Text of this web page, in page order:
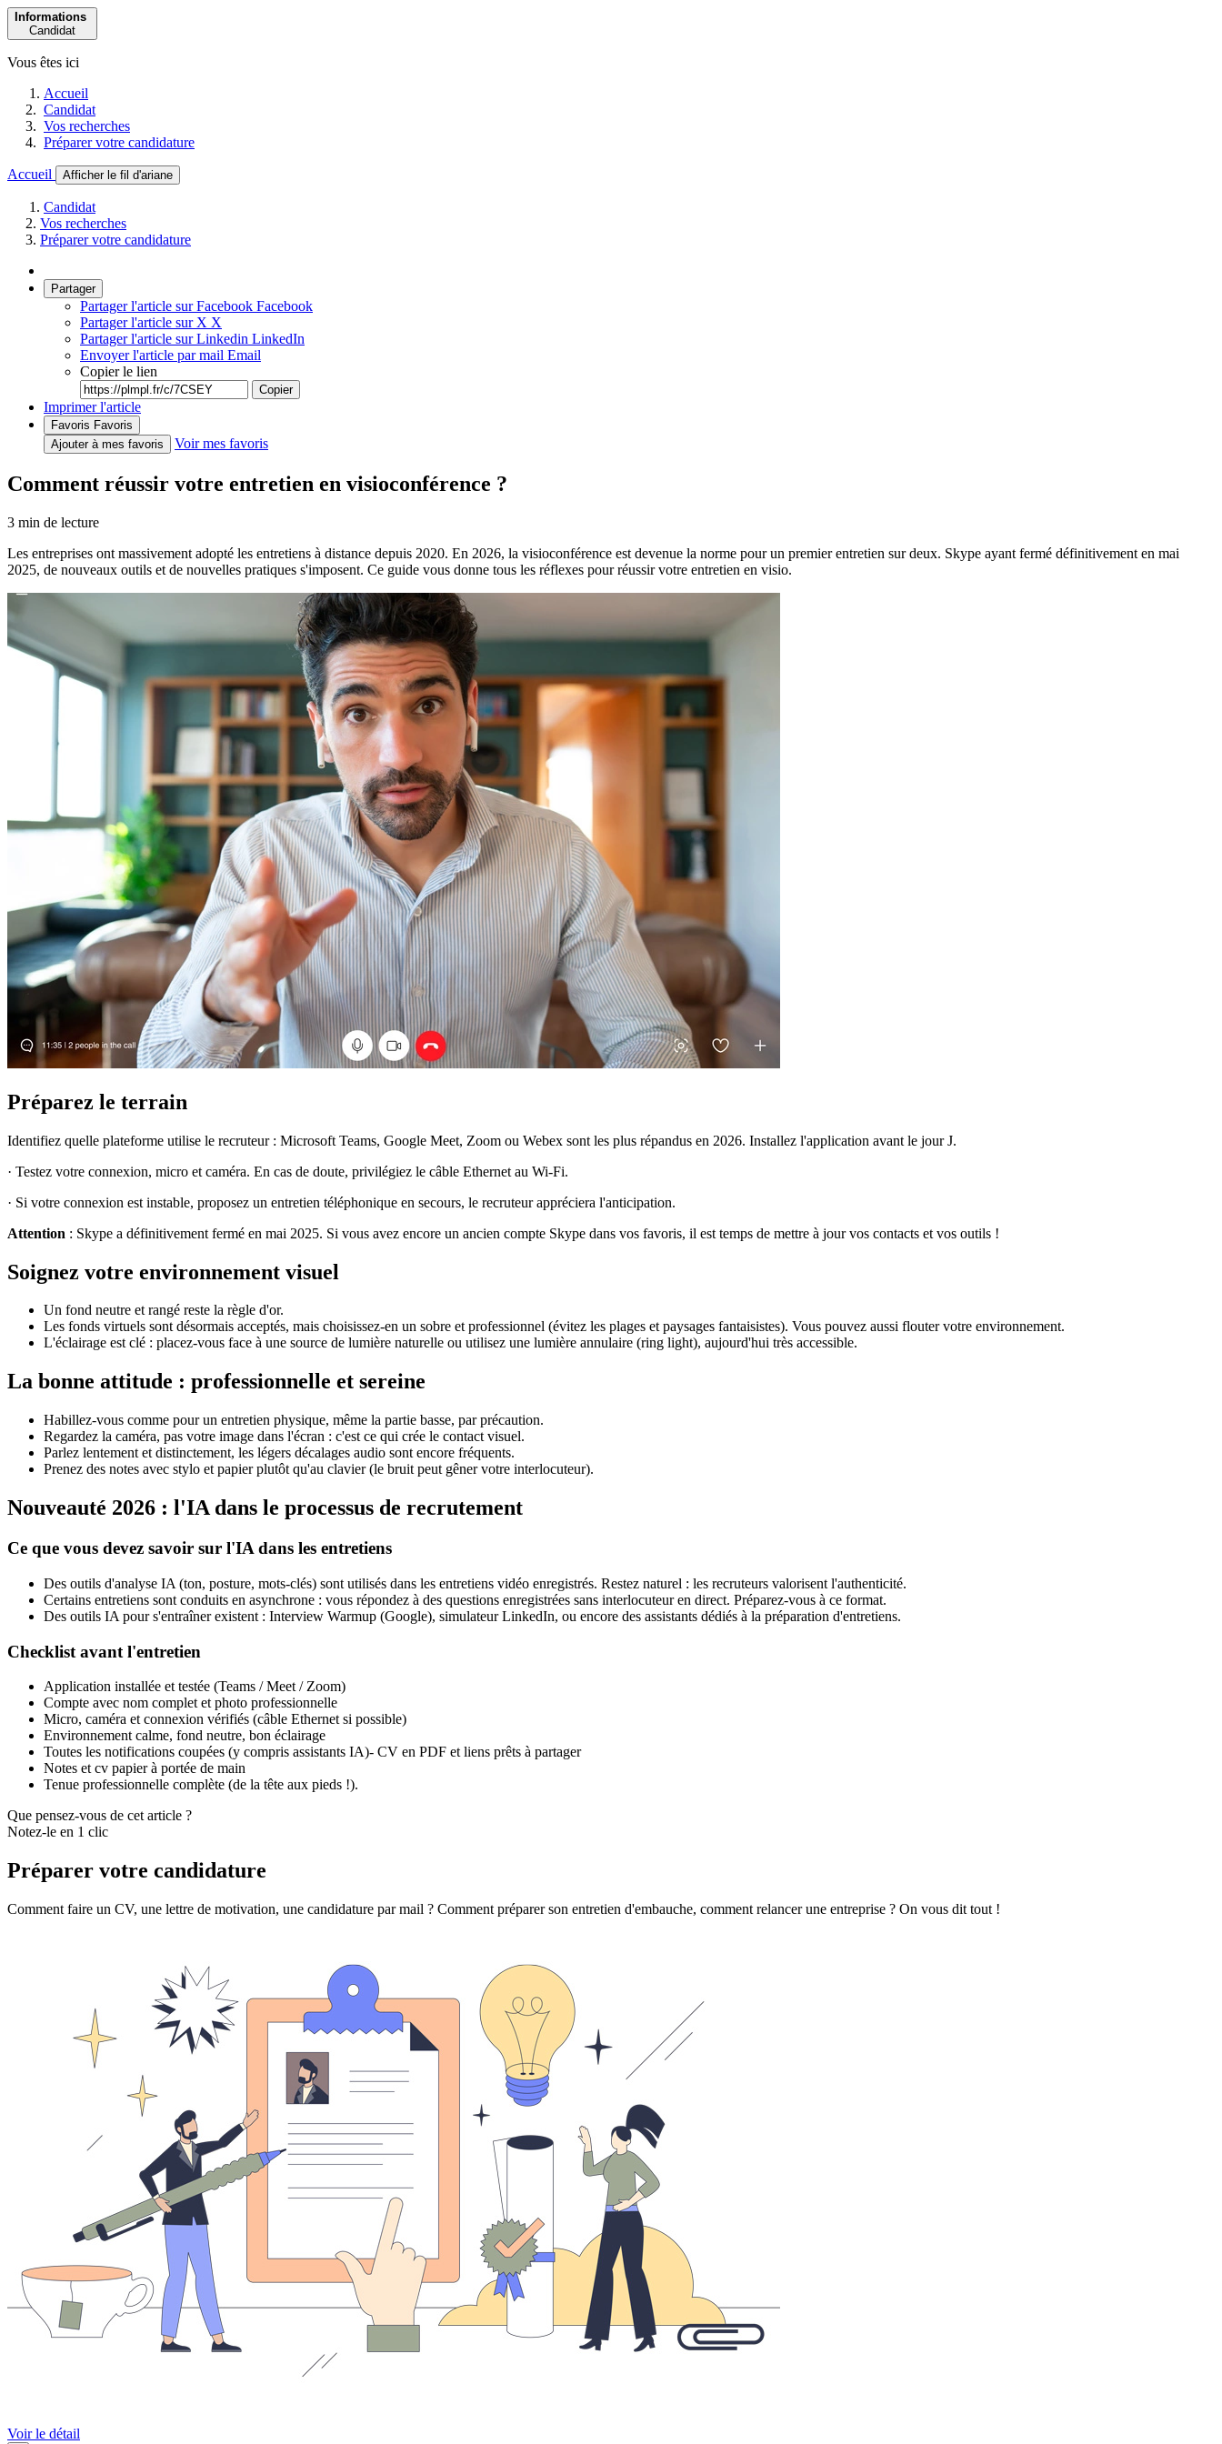
Informations
Candidat
Vous êtes ici
Accueil
Candidat
Vos recherches
Préparer votre candidature
Accueil Afficher le fil d'ariane
Candidat
Vos recherches
Préparer votre candidature
Partager
Partager l'article sur Facebook Facebook
Partager l'article sur X X
Partager l'article sur Linkedin LinkedIn
Envoyer l'article par mail Email
Copier le lien
Copier
Imprimer l'article
Favoris Favoris
Ajouter à mes favoris
Voir mes favoris
Comment réussir votre entretien en visioconférence ?
3 min de lecture
Les entreprises ont massivement adopté les entretiens à distance depuis 2020. En 2026, la visioconférence est devenue la norme pour un premier entretien sur deux. Skype ayant fermé définitivement en mai
2025, de nouveaux outils et de nouvelles pratiques s'imposent. Ce guide vous donne tous les réflexes pour réussir votre entretien en visio.
Préparez le terrain
Identifiez quelle plateforme utilise le recruteur : Microsoft Teams, Google Meet, Zoom ou Webex sont les plus répandus en 2026. Installez l'application avant le jour J.
· Testez votre connexion, micro et caméra. En cas de doute, privilégiez le câble Ethernet au Wi-Fi.
· Si votre connexion est instable, proposez un entretien téléphonique en secours, le recruteur appréciera l'anticipation.
Attention : Skype a définitivement fermé en mai 2025. Si vous avez encore un ancien compte Skype dans vos favoris, il est temps de mettre à jour vos contacts et vos outils !
Soignez votre environnement visuel
Un fond neutre et rangé reste la règle d'or.
Les fonds virtuels sont désormais acceptés, mais choisissez-en un sobre et professionnel (évitez les plages et paysages fantaisistes). Vous pouvez aussi flouter votre environnement.
L'éclairage est clé : placez-vous face à une source de lumière naturelle ou utilisez une lumière annulaire (ring light), aujourd'hui très accessible.
La bonne attitude : professionnelle et sereine
Habillez-vous comme pour un entretien physique, même la partie basse, par précaution.
Regardez la caméra, pas votre image dans l'écran : c'est ce qui crée le contact visuel.
Parlez lentement et distinctement, les légers décalages audio sont encore fréquents.
Prenez des notes avec stylo et papier plutôt qu'au clavier (le bruit peut gêner votre interlocuteur).
Nouveauté 2026 : l'IA dans le processus de recrutement
Ce que vous devez savoir sur l'IA dans les entretiens
Des outils d'analyse IA (ton, posture, mots-clés) sont utilisés dans les entretiens vidéo enregistrés. Restez naturel : les recruteurs valorisent l'authenticité.
Certains entretiens sont conduits en asynchrone : vous répondez à des questions enregistrées sans interlocuteur en direct. Préparez-vous à ce format.
Des outils IA pour s'entraîner existent : Interview Warmup (Google), simulateur LinkedIn, ou encore des assistants dédiés à la préparation d'entretiens.
Checklist avant l'entretien
Application installée et testée (Teams / Meet / Zoom)
Compte avec nom complet et photo professionnelle
Micro, caméra et connexion vérifiés (câble Ethernet si possible)
Environnement calme, fond neutre, bon éclairage
Toutes les notifications coupées (y compris assistants IA)- CV en PDF et liens prêts à partager
Notes et cv papier à portée de main
Tenue professionnelle complète (de la tête aux pieds !).
Que pensez-vous de cet article ?
Notez-le en 1 clic
Préparer votre candidature
Comment faire un CV, une lettre de motivation, une candidature par mail ? Comment préparer son entretien d'embauche, comment relancer une entreprise ? On vous dit tout !
Voir le détail